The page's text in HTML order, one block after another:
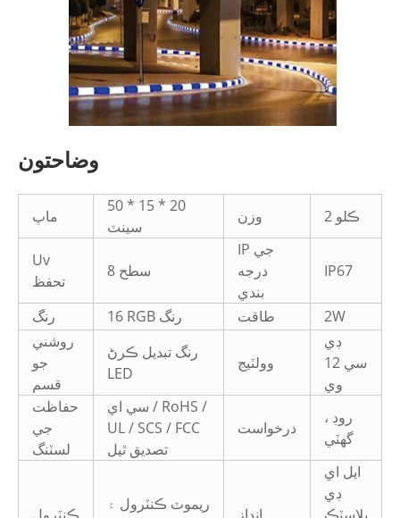
وضاحتون
ماپ
50 * 15 * 20
سينٽ
وزن 2 ڪلو
Uv
تحفظ
سطح 8
IP جي
درجه
بندي
IP67
رنگ 16 RGB رنگ طاقت
2W
روشني
جو
قسم
رنگ تبديل ڪرڻ
LED
وولٽيج
ڊي
سي 12
وي
حفاظت
جي
لسٽنگ
سي اي / RoHS /
UL / SCS / FCC
تصديق ٿيل
درخواست
روڊ ،
گهٽي
ريموٽ ڪنٽرول ۽
ايل اي
ڊي